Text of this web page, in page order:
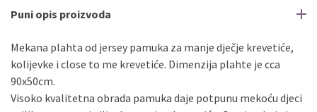
Puni opis proizvoda
Mekana plahta od jersey pamuka za manje dječje krevetiće,
kolijevke i close to me krevetiće. Dimenzija plahte je cca
90x50cm.
Visoko kvalitetna obrada pamuka daje potpunu mekoću djeci